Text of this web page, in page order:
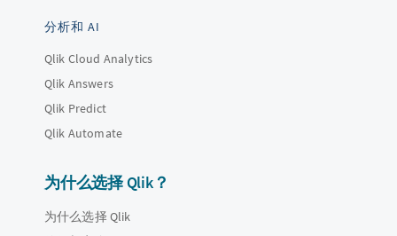
分析和 AI
Qlik Cloud Analytics
Qlik Answers
Qlik Predict
Qlik Automate
为什么选择 Qlik？
为什么选择 Qlik